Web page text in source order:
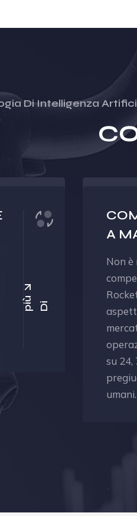
Di Intelligenza
D
i
p
i
ù
A
Non è
su 24,
umani.